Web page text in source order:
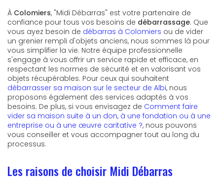
À Colomiers, "Midi Débarras" est votre partenaire de
confiance pour tous vos besoins de débarrassage. Que
vous ayez besoin de débarras à Colomiers ou de vider
un grenier rempli d'objets anciens, nous sommes là pour
vous simplifier la vie. Notre équipe professionnelle
s'engage à vous offrir un service rapide et efficace, en
respectant les normes de sécurité et en valorisant vos
objets récupérables. Pour ceux qui souhaitent
débarrasser sa maison sur le secteur de Albi, nous
proposons également des services adaptés à vos
besoins. De plus, si vous envisagez de Comment faire
vider sa maison suite à un don, à une fondation ou à une
entreprise ou à une œuvre caritative ?, nous pouvons
vous conseiller et vous accompagner tout au long du
processus.
Les raisons de choisir Midi Débarras